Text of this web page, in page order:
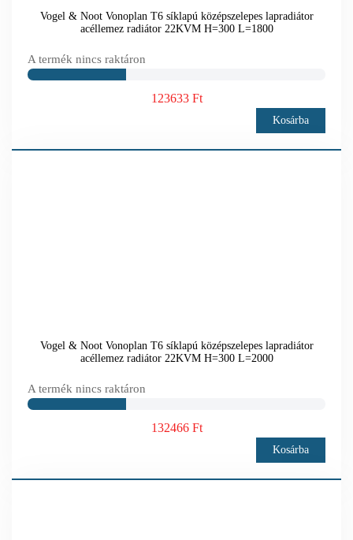
Vogel & Noot Vonoplan T6 síklapú középszelepes lapradiátor
acéllemez radiátor 22KVM H=300 L=1800
A termék nincs raktáron
123633 Ft
Kosárba
Vogel & Noot Vonoplan T6 síklapú középszelepes lapradiátor
acéllemez radiátor 22KVM H=300 L=2000
A termék nincs raktáron
132466 Ft
Kosárba